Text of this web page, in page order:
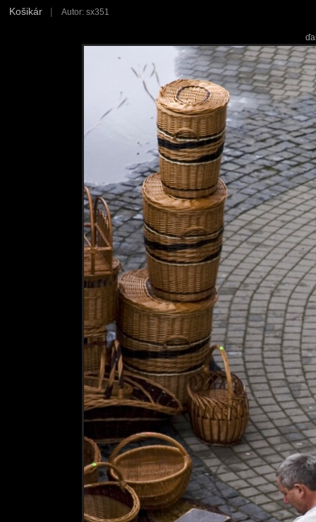
Košikár | Autor: sx351